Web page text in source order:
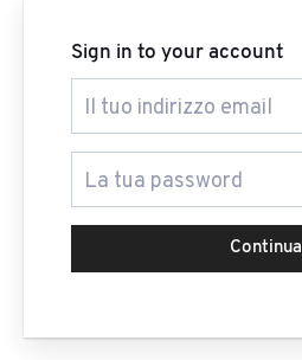
Sign in to your account
Continua